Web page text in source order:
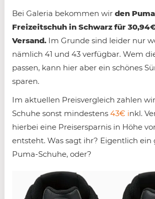
Bei Galeria bekommen wir den
Freizeitschuh in Schwarz für
Versand. Im Grunde sind leider nur
nämlich 41 und 43 verfügbar. Wem
passen, kann hier aber ein schönes
sparen.
Im aktuellen Preisvergleich zahlen
Schuhe sonst mindestens 43€ inkl.
hierbei eine Preisersparnis in Höhe
entsteht. Was sagt ihr? Eigentlich ein
Puma-Schuhe, oder?